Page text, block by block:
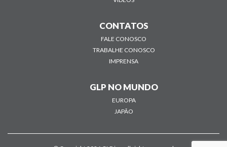
CONTATOS
FALE CONOSCO
TRABALHE CONOSCO
IMPRENSA
GLP NO MUNDO
EUROPA
JAPÃO